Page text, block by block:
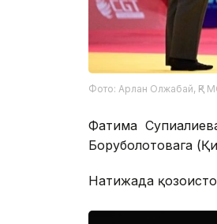
Фото: Арлан Олжабай, ҚР
Фатима
Боруболотовага
Натижада